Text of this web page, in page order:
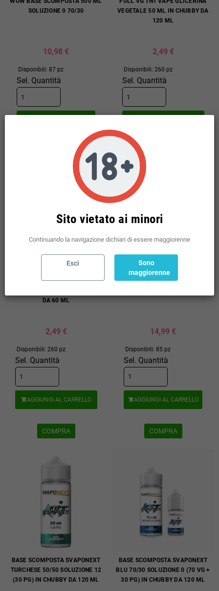
SOLUZIONE 0 70/30
10,98 €
Disponibili: 87 pz
Sel. Quantità
VEGETALE 50 ML IN CHUBBY DA
120 ML
2,49 €
Disponibili: 260 pz
Sel. Quantità
FULL PG TNT VAPE GLICOLE
DA 60 ML
2,49 €
Disponibili: 260 pz
Sel. Quantità
AGGIUNGI AL CARRELLO
COMPRA
WOW BASE SCOMPOSTA 1 LITRO
14,99 €
Disponibili: 85 pz
Sel. Quantità
AGGIUNGI AL CARRELLO
COMPRA
BASE SCOMPOSTA SVAPONEXT
TURCHESE 50/50 SOLUZIONE 12
(30 PG) IN CHUBBY DA 120 ML
BASE SCOMPOSTA SVAPONEXT
BLU 70/30 SOLUZIONE 0 (70 VG +
30 PG) IN CHUBBY DA 120 ML
Sito vietato ai minori
Continuando la navigazione dichiari di essere maggiorenne
Esci
Sono
maggiorenne